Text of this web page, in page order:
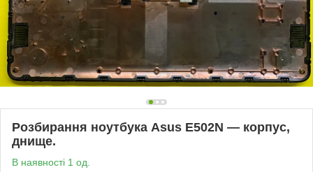
Розбирання ноутбука Asus E502N — корпус,
днище.
В наявності 1 од.